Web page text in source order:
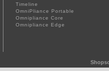
Timeline
OmniPliance Portable
Omnipliance Core
Omnipliance Edge